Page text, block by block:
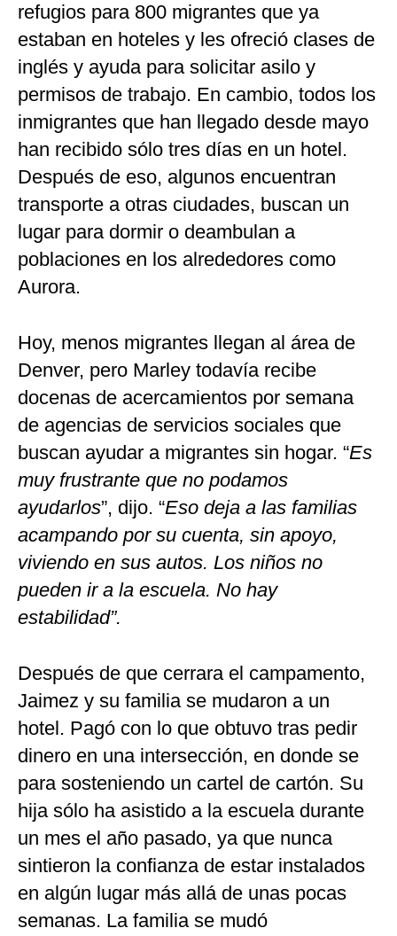
refugios para 800 migrantes que ya
estaban en hoteles y les ofreció clases de
inglés y ayuda para solicitar asilo y
permisos de trabajo. En cambio, todos los
inmigrantes que han llegado desde mayo
han recibido sólo tres días en un hotel.
Después de eso, algunos encuentran
transporte a otras ciudades, buscan un
lugar para dormir o deambulan a
poblaciones en los alrededores como
Aurora.
Hoy, menos migrantes llegan al área de
Denver, pero Marley todavía recibe
docenas de acercamientos por semana
de agencias de servicios sociales que
buscan ayudar a migrantes sin hogar. “Es
muy frustrante que no podamos
ayudarlos”, dijo. “Eso deja a las familias
acampando por su cuenta, sin apoyo,
viviendo en sus autos. Los niños no
pueden ir a la escuela. No hay
estabilidad”.
Después de que cerrara el campamento,
Jaimez y su familia se mudaron a un
hotel. Pagó con lo que obtuvo tras pedir
dinero en una intersección, en donde se
para sosteniendo un cartel de cartón. Su
hija sólo ha asistido a la escuela durante
un mes el año pasado, ya que nunca
sintieron la confianza de estar instalados
en algún lugar más allá de unas pocas
semanas. La familia se mudó